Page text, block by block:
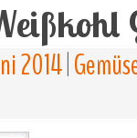
2014